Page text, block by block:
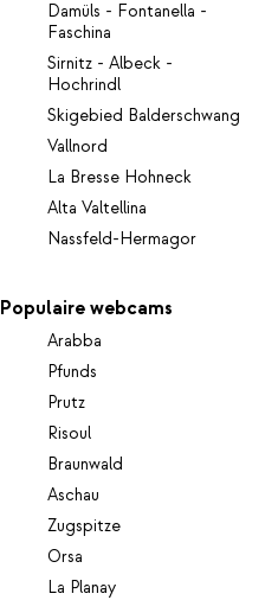
Damüls - Fontanella -
Faschina
Sirnitz - Albeck -
Hochrindl
Skigebied Balderschwang
Vallnord
La Bresse Hohneck
Alta Valtellina
Nassfeld-Hermagor
Populaire webcams
Arabba
Pfunds
Prutz
Risoul
Braunwald
Aschau
Zugspitze
Orsa
La Planay